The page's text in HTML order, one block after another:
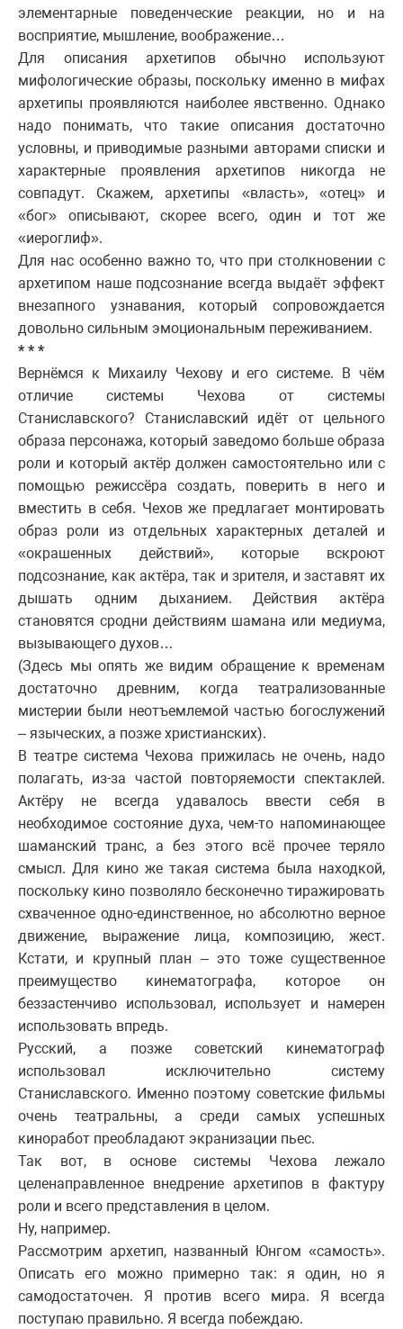
элементарные поведенческие реакции, но и на
восприятие, мышление, воображение…
Для описания архетипов обычно используют
мифологические образы, поскольку именно в мифах
архетипы проявляются наиболее явственно. Однако
надо понимать, что такие описания достаточно
условны, и приводимые разными авторами списки и
характерные проявления архетипов никогда не
совпадут. Скажем, архетипы «власть», «отец» и
«бог» описывают, скорее всего, один и тот же
«иероглиф».
Для нас особенно важно то, что при столкновении с
архетипом наше подсознание всегда выдаёт эффект
внезапного узнавания, который сопровождается
довольно сильным эмоциональным переживанием.
* * *
Вернёмся к Михаилу Чехову и его системе. В чём
отличие системы Чехова от системы
Станиславского? Станиславский идёт от цельного
образа персонажа, который заведомо больше образа
роли и который актёр должен самостоятельно или с
помощью режиссёра создать, поверить в него и
вместить в себя. Чехов же предлагает монтировать
образ роли из отдельных характерных деталей и
«окрашенных действий», которые вскроют
подсознание, как актёра, так и зрителя, и заставят их
дышать одним дыханием. Действия актёра
становятся сродни действиям шамана или медиума,
вызывающего духов…
(Здесь мы опять же видим обращение к временам
достаточно древним, когда театрализованные
мистерии были неотъемлемой частью богослужений
– языческих, а позже христианских).
В театре система Чехова прижилась не очень, надо
полагать, из-за частой повторяемости спектаклей.
Актёру не всегда удавалось ввести себя в
необходимое состояние духа, чем-то напоминающее
шаманский транс, а без этого всё прочее теряло
смысл. Для кино же такая система была находкой,
поскольку кино позволяло бесконечно тиражировать
схваченное одно-единственное, но абсолютно верное
движение, выражение лица, композицию, жест.
Кстати, и крупный план – это тоже существенное
преимущество кинематографа, которое он
беззастенчиво использовал, использует и намерен
использовать впредь.
Русский, а позже советский кинематограф
использовал исключительно систему
Станиславского. Именно поэтому советские фильмы
очень театральны, а среди самых успешных
киноработ преобладают экранизации пьес.
Так вот, в основе системы Чехова лежало
целенаправленное внедрение архетипов в фактуру
роли и всего представления в целом.
Ну, например.
Рассмотрим архетип, названный Юнгом «самость».
Описать его можно примерно так: я один, но я
самодостаточен. Я против всего мира. Я всегда
поступаю правильно. Я всегда побеждаю.